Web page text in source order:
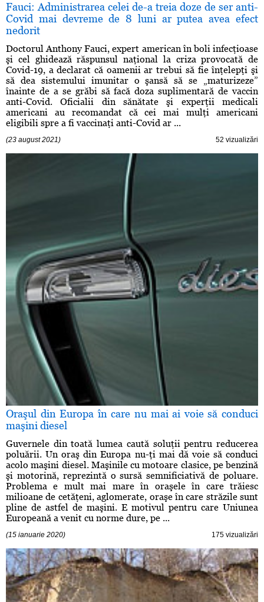
Fauci: Administrarea celei de-a treia doze de ser anti-
Covid mai devreme de 8 luni ar putea avea efect
nedorit
Doctorul Anthony Fauci, expert american în boli infecţioase
şi cel ghidează răspunsul naţional la criza provocată de
Covid-19, a declarat că oamenii ar trebui să fie înţelepţi şi
să dea sistemului imunitar o şansă să se „maturizeze”
înainte de a se grăbi să facă doza suplimentară de vaccin
anti-Covid. Oficialii din sănătate şi experţii medicali
americani au recomandat că cei mai mulţi americani
eligibili spre a fi vaccinaţi anti-Covid ar ...
(23 august 2021) 52 vizualizări
Oraşul din Europa în care nu mai ai voie să conduci
maşini diesel
Guvernele din toată lumea caută soluţii pentru reducerea
poluării. Un oraş din Europa nu-ţi mai dă voie să conduci
acolo maşini diesel. Maşinile cu motoare clasice, pe benzină
şi motorină, reprezintă o sursă semnificiativă de poluare.
Problema e mult mai mare în oraşele în care trăiesc
milioane de cetăţeni, aglomerate, oraşe în care străzile sunt
pline de astfel de maşini. E motivul pentru care Uniunea
Europeană a venit cu norme dure, pe ...
(15 ianuarie 2020) 175 vizualizări